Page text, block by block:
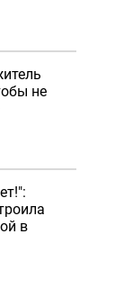
не
в